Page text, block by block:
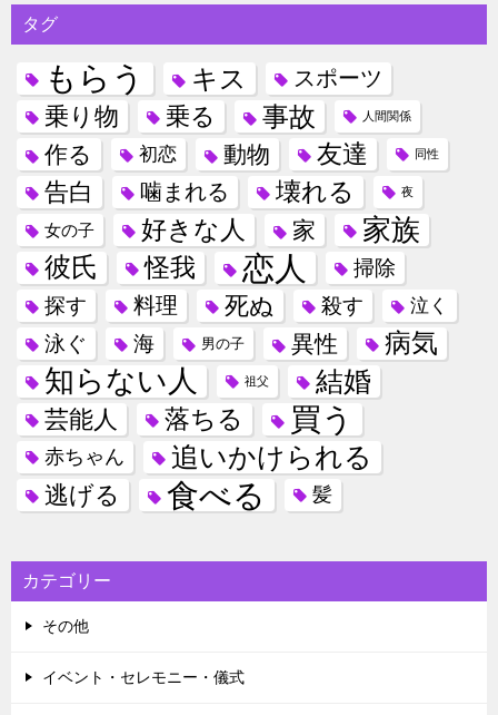
タグ
もらう キス スポーツ
乗り物 乗る 事故 人間関係
作る 初恋 動物 友達 同性
告白 噛まれる 壊れる 夜
女の子 好きな人 家 家族
彼氏 怪我 恋人
掃除
探す
料理 死ぬ 殺す 泣く
泳ぐ 海 男の子 異性 病気
知らない人 祖父 結婚
芸能人 落ちる 買う
赤ちゃん 追いかけられる
逃げる 食べる 髪
カテゴリー
その他
イベント・セレモニー・儀式